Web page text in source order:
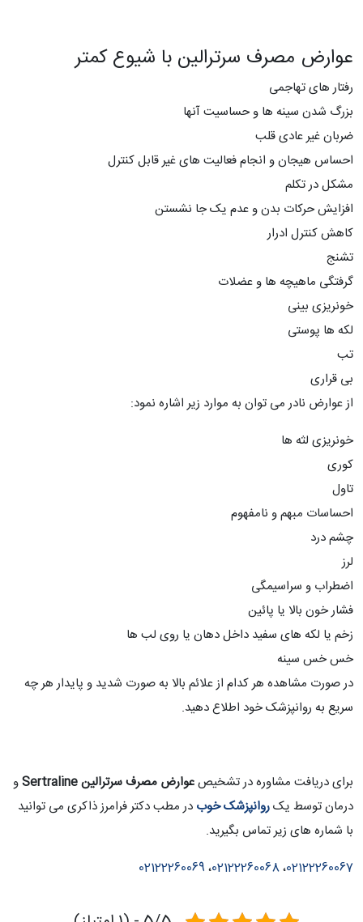
عوارض مصرف سرترالین با شیوع کمتر
رفتار های تهاجمی
بزرگ شدن سینه ها و حساسیت آنها
ضربان غیر عادی قلب
احساس هیجان و انجام فعالیت های غیر قابل کنترل
مشکل در تکلم
افزایش حرکات بدن و عدم یک جا نشستن
کاهش کنترل ادرار
تشنج
گرفتگی ماهیچه ها و عضلات
خونریزی بینی
لکه ها پوستی
تب
بی قراری
از عوارض نادر می توان به موارد زیر اشاره نمود:
خونریزی لثه ها
کوری
تاول
احساسات مبهم و نامفهوم
چشم درد
لرز
اضطراب و سراسیمگی
فشار خون بالا یا پائین
زخم یا لکه های سفید داخل دهان یا روی لب ها
خس خس سینه
در صورت مشاهده هر کدام از علائم بالا به صورت شدید و پایدار هر چه
سریع به روانپزشک خود اطلاع دهید.
برای دریافت مشاوره در تشخیصعوارض مصرف سرترالین Sertraline
و
درمان توسط یکروانپزشک خوب در مطب دکتر فرامرز ذاکری می توانید
با شماره های زیر تماس بگیرید.
02122260067،02122260068، 02122260069